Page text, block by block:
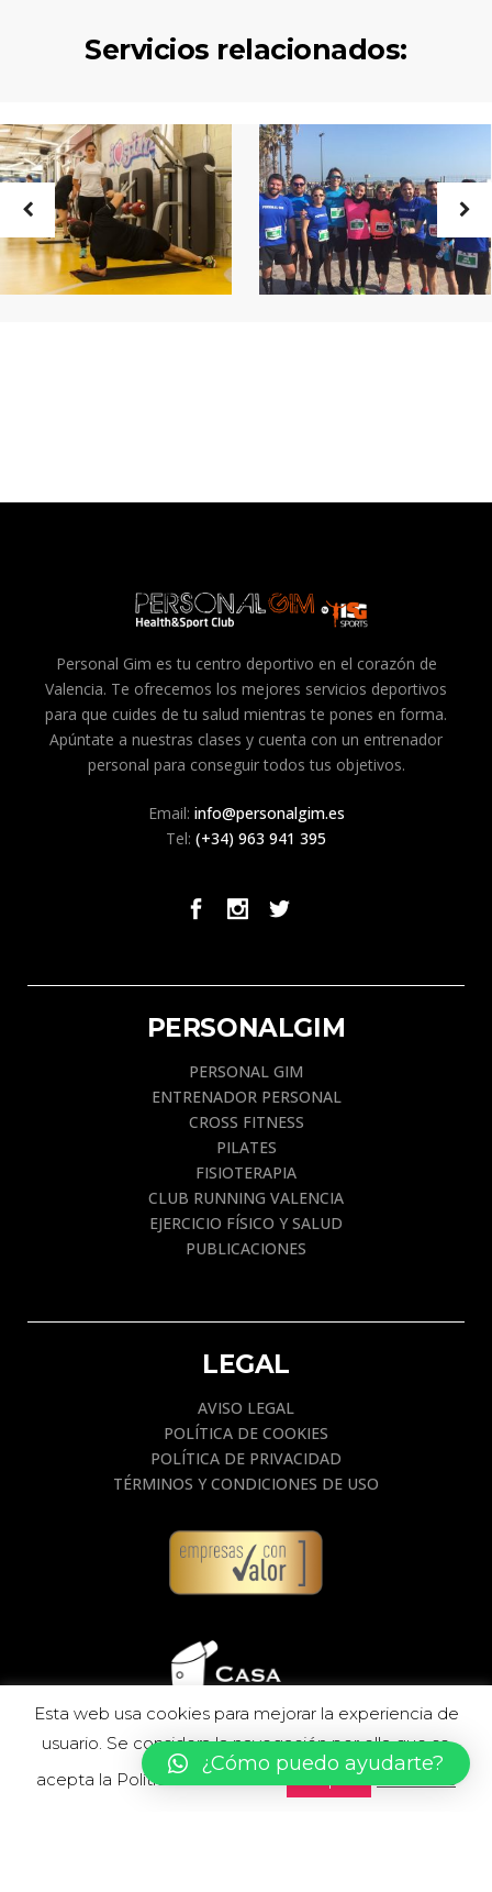
Servicios relacionados:
Personal Gim es tu centro deportivo en el corazón de
Valencia. Te ofrecemos los mejores servicios deportivos
para que cuides de tu salud mientras te pones en forma.
Apúntate a nuestras clases y cuenta con un entrenador
personal para conseguir todos tus objetivos.
Email: info@personalgim.es
Tel: (+34) 963 941 395
PERSONALGIM
PERSONAL GIM
ENTRENADOR PERSONAL
CROSS FITNESS
PILATES
FISIOTERAPIA
CLUB RUNNING VALENCIA
EJERCICIO FÍSICO Y SALUD
PUBLICACIONES
LEGAL
AVISO LEGAL
POLÍTICA DE COOKIES
POLÍTICA DE PRIVACIDAD
TÉRMINOS Y CONDICIONES DE USO
Esta web usa cookies para mejorar la experiencia de
usuario. Se considera la navegación por ella que se
acepta la Política de Cookies.
Aceptar Leer más
¿Cómo puedo ayudarte?